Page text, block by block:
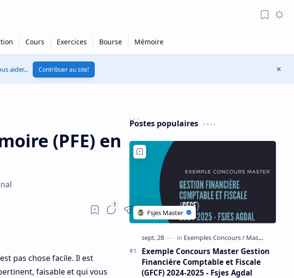
aider... Contribuer au site!
(PFE) en
pas chose facile. Il est
faisable et qui vous
Postes populaires
Exemple Concours Master Gestion
Financière Comptable et Fiscale
(GFCF) 2024-2025 - Fsjes Agdal